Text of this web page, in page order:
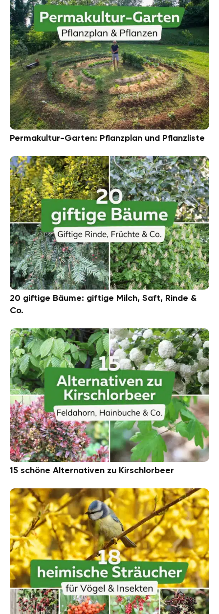
Permakultur-Garten: Pflanzplan und Pflanzliste
20 giftige Bäume: giftige Milch, Saft, Rinde &
Co.
15 schöne Alternativen zu Kirschlorbeer